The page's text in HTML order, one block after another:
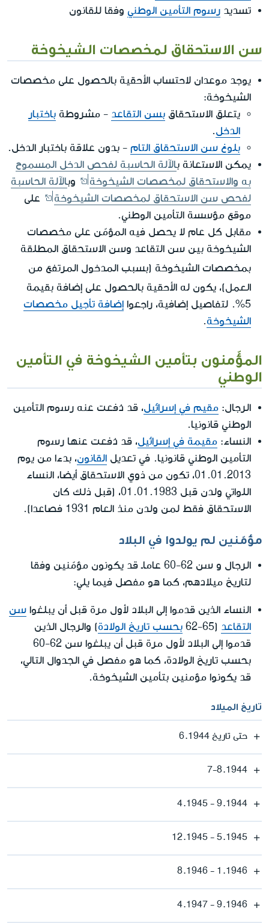
تسديد رسوم التأمين الوطني وفقا للقانون
سن الاستحقاق لمخصصات الشيخوخة
يوجد موعدان لاحتساب الأحقية بالحصول على مخصصات
الشيخوخة:
يتعلق الاستحقاق بسن التقاعد - مشروطة باختبار
الدخل.
بلوغ سن الاستحقاق التام - بدون علاقة باختبار الدخل.
يمكن الاستعانة بالآلة الحاسبة لفحص الدخل المسموح
به والاستحقاق لمخصصات الشيخوخة
وبالآلة الحاسبة
لفحص سن الاستحقاق لمخصصات الشيخوخة
على
موقع مؤسسة التأمين الوطني.
مقابل كل عام لا يحصل فيه المؤمّن على مخصصات
الشيخوخة بين سن التقاعد وسن الاستحقاق المطلقة
بمخصصات الشيخوخة (بسبب المدخول المرتفع من
العمل )، يكون له الأحقية بالحصول على إضافة بقيمة
5%. لتفاصيل إضافية، راجعوا
إضافة تأجيل مخصصات
الشيخوخة.
المؤّمنون بتأمين الشيخوخة في التأمين
الوطني
الرجال: مقيم في إسرائيل، قد دُفعت عنه رسوم التأمين
الوطني قانونيا.
النساء: مقيمة في إسرائيل، قد دُفعت عنها رسوم
التأمين الوطني قانونيا. في تعديل القانون، بدءا من يوم
01.01.2013، تكون من ذوي الاستحقاق أيضا، النساء
اللواتي ولدن قبل 01.01.1983، (قبل ذلك كان
الاستحقاق فقط لمن ولدن منذ العام 1931 فصاعدا).
مؤمّنين لم يولدوا في البلاد
الرجال و سن 62-60 عاماـ قد يكونون مؤمّنين وفقا
لتاريخ ميلادهم، كما هو مفصل فيما يلي:
النساء الذين قدموا إلى البلاد لأول مرة قبل أن يبلغوا سن
التقاعد (65-62 بحسب تاريخ الولادة) والرجال الذين
قدموا إلى البلاد لأول مرة قبل أن يبلغوا سن 62-60
بحسب تاريخ الولادة، كما هو مفصل في الجدوال التالي،
قد يكونوا مؤمنين بتأمين الشيخوخة.
تاريخ الميلاد
حتى تاريخ 6.1944
7-8.1944
9.1944 - 4.1945
5.1945 - 12.1945
1.1946 - 8.1946
9.1946 - 4.1947